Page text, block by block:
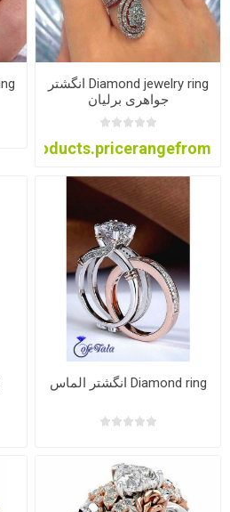
Diamond jewelry ring انگشتر
جواهری برلیان
products.pricerangefrom
Diamond ring انگشتر الماس